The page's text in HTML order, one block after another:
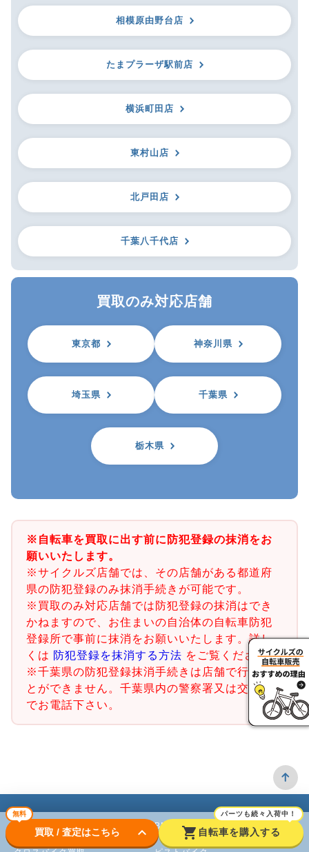
相模原由野台店
たまプラーザ駅前店
横浜町田店
東村山店
北戸田店
千葉八千代店
買取のみ対応店舗
東京都 神奈川県
埼玉県 千葉県
栃木県
※自転車を買取に出す前に防犯登録の抹消をお
願いいたします。
※サイクルズ店舗では、その店舗がある都道府
県の防犯登録のみ抹消手続きが可能です。
※買取のみ対応店舗では防犯登録の抹消はでき
かねますので、お住まいの自治体の自転車防犯
登録所で事前に抹消をお願いいたします。詳し
くは 防犯登録を抹消する方法 をご覧ください。
※千葉県の防犯登録抹消手続きは店舗で行うこ
とができません。千葉県内の警察署又は交番ま
でお電話下さい。
無料
買取 / 査定はこちら keyboard_arrow_down shopping_cart
パーツも続々入荷中！
自転車を購入する
ロードバイク BMX